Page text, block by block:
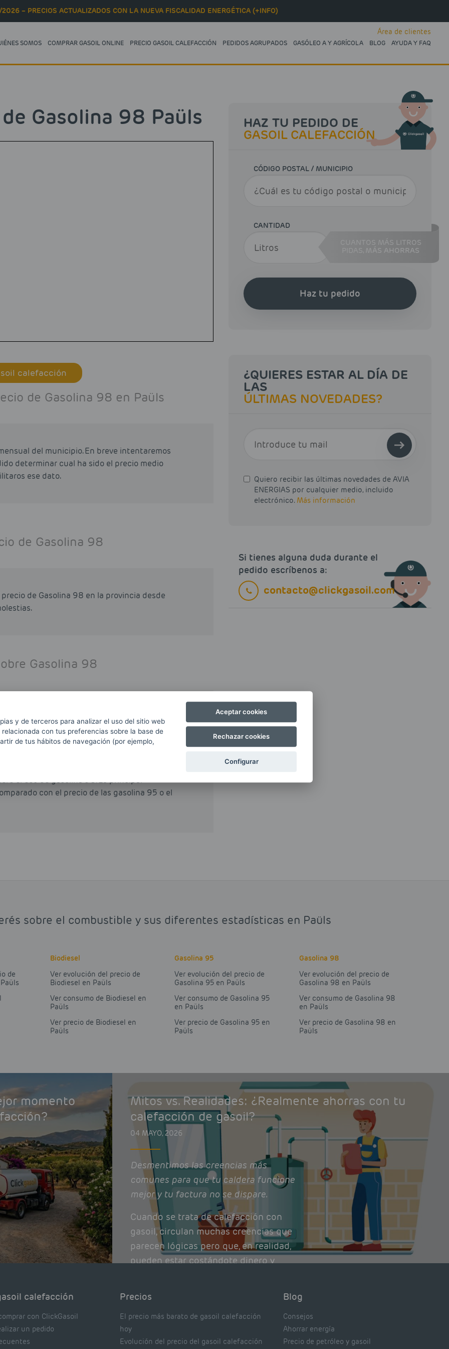
– PRECIOS ACTUALIZADOS CON LA NUEVA FISCALIDAD ENERGÉTICA (+INFO)
SOMOS COMPRAR GASOIL ONLINE PRECIO GASOIL CALEFACCIÓN PEDIDOS AGRUPADOS GASÓLEO A Y AGRÍCOLA BLOG AYUDA Y FAQ
Área de clientes
Gasolina 98 Paüls
calefacción
de Gasolina 98 en Paüls
del municipio. En breve intentaremos
determinar cual ha sido el precio medio
ese dato.
de Gasolina 98
de Gasolina 98 en la provincia desde
Gasolina 98
en el petróleo. Es un combustible con un
comunes (como la gasolina 95).
en el interior de los cilindros del motor
notablemente su duración y
tanto, seguir las instrucciones del
el uso de gasolina 98. La principal
con el precio de las gasolina 95 o el
HAZ TU PEDIDO DE
GASOIL CALEFACCIÓN
CÓDIGO POSTAL / MUNICIPIO
CANTIDAD
CUANTOS MÁS LITROS
MÁS AHORRAS
Haz tu pedido
¿QUIERES ESTAR AL DÍA DE
LAS
ÚLTIMAS NOVEDADES?
Quiero recibir las últimas novedades de AVIA
ENERGIAS por cualquier medio, incluido
electrónico. Más información
Si tienes alguna duda durante el
pedido escríbenos a:
contacto@clickgasoil.com
sobre el combustible y sus diferentes estadísticas en Paüls
de
Biodiesel
Ver evolución del precio de
Biodiesel en Paüls
Ver consumo de Biodiesel en
Paüls
Ver precio de Biodiesel en
Paüls
Gasolina 95
Ver evolución del precio de
Gasolina 95 en Paüls
Ver consumo de Gasolina 95
en Paüls
Ver precio de Gasolina 95 en
Paüls
Gasolina 98
Ver evolución del precio de
Gasolina 98 en Paüls
Ver consumo de Gasolina 98
en Paüls
Ver precio de Gasolina 98 en
Paüls
momento
Mitos vs. Realidades: ¿Realmente ahorras con tu
calefacción de gasoil?
04 MAYO, 2026
Desmentimos las creencias más
comunes para que tu caldera funcione
mejor y tu factura no se dispare.
Cuando se trata de calefacción con
gasoil, circulan muchas creencias que
parecen lógicas pero que, en realidad,
pueden estar costándote dinero y
calefacción
con ClickGasoil
un pedido
Precios
El precio más barato de gasoil calefacción
hoy
Evolución del precio del gasoil calefacción
Blog
Consejos
Ahorrar energía
Precio de petróleo y gasoil
y de terceros para analizar el uso del sitio web
con tus preferencias sobre la base de
de tus hábitos de navegación (por ejemplo,
Aceptar cookies
Rechazar cookies
Configurar